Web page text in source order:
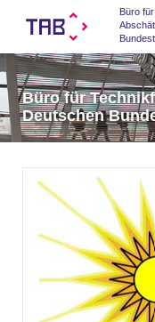
Büro
Büro für
Deutschen